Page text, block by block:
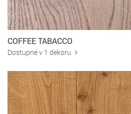
COFFEE TABACCO
Dostupné v 1 dekoru